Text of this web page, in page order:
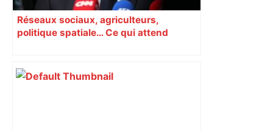
Réseaux sociaux, agriculteurs,
politique spatiale… Ce qui attend